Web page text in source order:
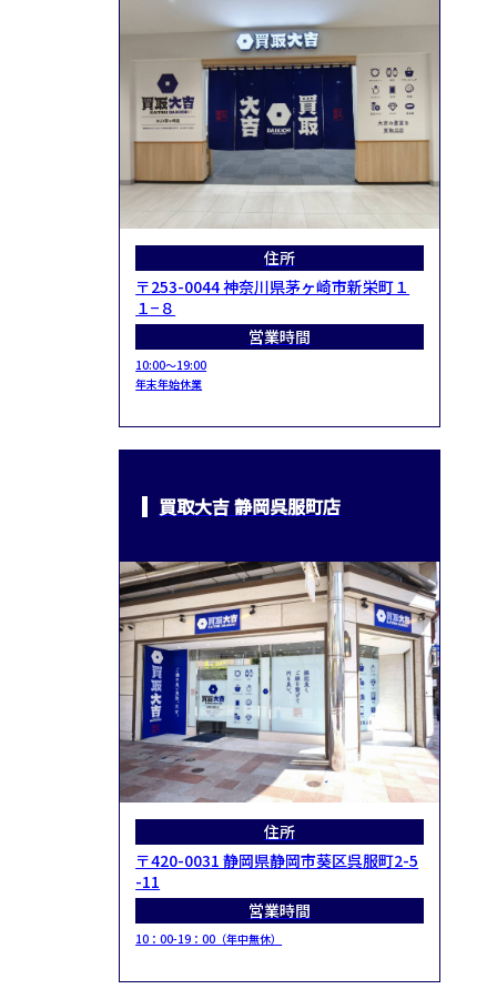
住所
〒253-0044 神奈川県茅ヶ崎市新栄町１
１−８
営業時間
10:00～19:00
年末年始休業
買取大吉 静岡呉服町店
住所
〒420-0031 静岡県静岡市葵区呉服町2-5
-11
営業時間
10：00-19：00（年中無休）